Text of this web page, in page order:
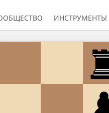
ИНСТРУМЕНТЫ